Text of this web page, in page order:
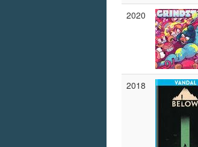
2020
2018